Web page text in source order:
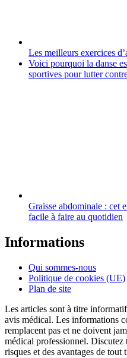
Les meilleurs exercices
Voici pourquoi la danse
sportives pour lutter
Graisse abdominale : cet
facile à faire au quotidien
Informations
Qui sommes-nous
Politique de cookies (UE)
Plan de site
Les articles sont à titre
avis médical. Les informations
remplacent pas et ne doivent
médical professionnel.
risques et des avantages de tout